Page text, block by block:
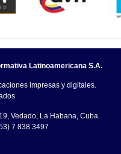
Latinoamericana S.A.
impresas y digitales.
Vedado, La Habana, Cuba.
7 838 3497